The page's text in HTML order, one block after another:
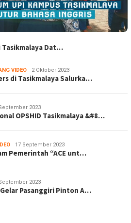
Tasikmalaya Dat…
VIDEO 2 Oktober 2023
di Tasikmalaya Salurka…
2023
OPSHID Tasikmalaya &#8…
17 September 2023
Pemerintah “ACE unt…
2023
Pasanggiri Pinton A…